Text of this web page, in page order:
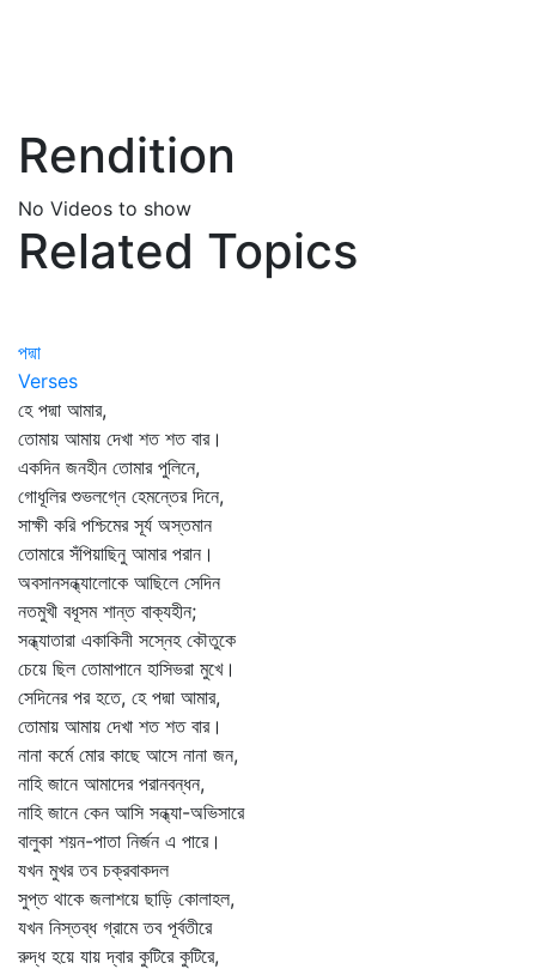
Rendition
No Videos to show
Related Topics
পদ্মা
Verses
হে পদ্মা আমার,
তোমায় আমায় দেখা শত শত বার।
একদিন জনহীন তোমার পুলিনে,
গোধূলির শুভলগ্নে হেমন্তের দিনে,
সাক্ষী করি পশ্চিমের সূর্য অস্তমান
তোমারে সঁপিয়াছিনু আমার পরান।
অবসানসন্ধ্যালোকে আছিলে সেদিন
নতমুখী বধূসম শান্ত বাক্যহীন;
সন্ধ্যাতারা একাকিনী সস্নেহ কৌতুকে
চেয়ে ছিল তোমাপানে হাসিভরা মুখে।
সেদিনের পর হতে, হে পদ্মা আমার,
তোমায় আমায় দেখা শত শত বার।
নানা কর্মে মোর কাছে আসে নানা জন,
নাহি জানে আমাদের পরানবন্ধন,
নাহি জানে কেন আসি সন্ধ্যা-অভিসারে
বালুকা শয়ন-পাতা নির্জন এ পারে।
যখন মুখর তব চক্রবাকদল
সুপ্ত থাকে জলাশয়ে ছাড়ি কোলাহল,
যখন নিস্তব্ধ গ্রামে তব পূর্বতীরে
রুদ্ধ হয়ে যায় দ্বার কুটিরে কুটিরে,